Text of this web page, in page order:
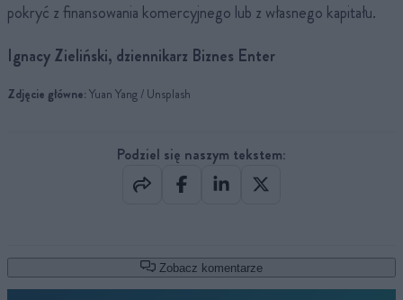
pokryć z finansowania komercyjnego lub z własnego kapitału.
Ignacy Zieliński, dziennikarz Biznes Enter
Zdjęcie główne: Yuan Yang / Unsplash
Podziel się naszym tekstem:
Zobacz komentarze